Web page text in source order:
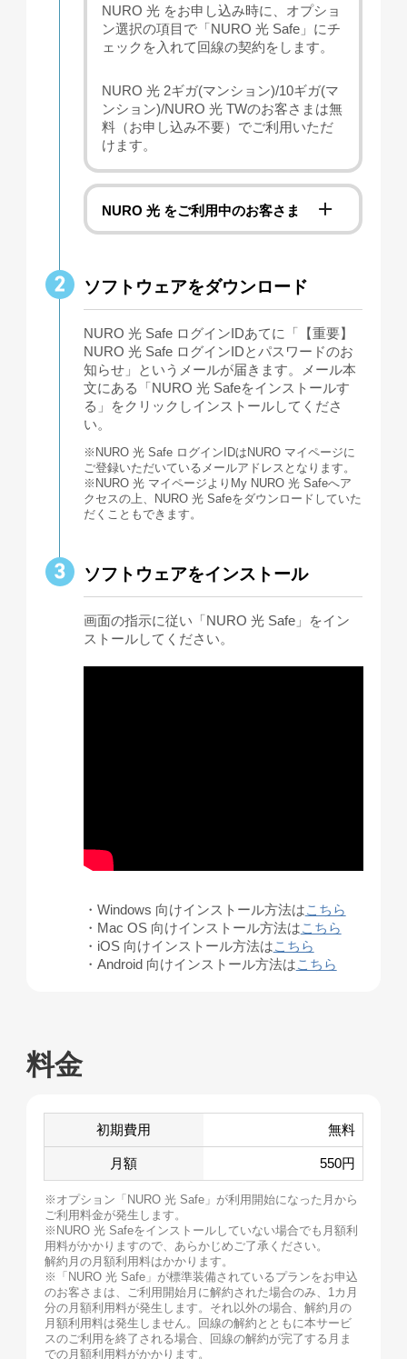
NURO 光 をお申し込み時に、オプショ
ン選択の項目で「NURO 光 Safe」にチ
ェックを入れて回線の契約をします。
NURO 光 2ギガ(マンション)/10ギガ(マ
ンション)/NURO 光 TWのお客さまは無
料（お申し込み不要）でご利用いただ
けます。
NURO 光 をご利用中のお客さま
ソフトウェアをダウンロード
NURO 光 Safe ログインIDあてに「【重要】
NURO 光 Safe ログインIDとパスワードのお
知らせ」というメールが届きます。メール本
文にある「NURO 光 Safeをインストールす
る」をクリックしインストールしてくださ
い。
※NURO 光 Safe ログインIDはNURO マイページに
ご登録いただいているメールアドレスとなります。
※NURO 光 マイページよりMy NURO 光 Safeへア
クセスの上、NURO 光 Safeをダウンロードしていた
だくこともできます。
ソフトウェアをインストール
画面の指示に従い「NURO 光 Safe」をイン
ストールしてください。
・Windows 向けインストール方法はこちら
・Mac OS 向けインストール方法はこちら
・iOS 向けインストール方法はこちら
・Android 向けインストール方法はこちら
料金
初期費用 無料
月額 550円
※オプション「NURO 光 Safe」が利用開始になった月から
ご利用料金が発生します。
※NURO 光 Safeをインストールしていない場合でも月額利
用料がかかりますので、あらかじめご了承ください。
解約月の月額利用料はかかります。
※「NURO 光 Safe」が標準装備されているプランをお申込
のお客さまは、ご利用開始月に解約された場合のみ、1カ月
分の月額利用料が発生します。それ以外の場合、解約月の
月額利用料は発生しません。回線の解約とともに本サービ
スのご利用を終了される場合、回線の解約が完了する月ま
での月額利用料がかかります。